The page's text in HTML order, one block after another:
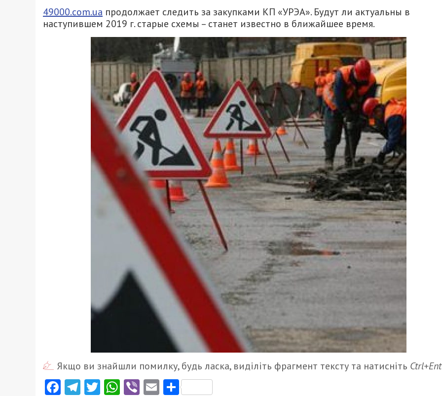
49000.com.ua продолжает следить за закупками КП «УРЭА». Будут ли актуальны в
наступившем 2019 г. старые схемы – станет известно в ближайшее время.
Якщо ви знайшли помилку, будь ласка, виділіть фрагмент тексту та натисніть
Facebook
Telegram
Twitter
WhatsApp
ViberEmailПоділитися